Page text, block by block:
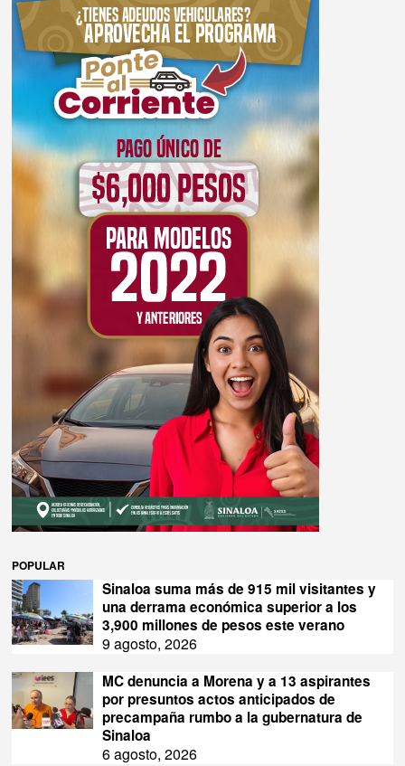
POPULAR
Sinaloa suma más de 915 mil visitantes y
una derrama económica superior a los
3,900 millones de pesos este verano
9 agosto, 2026
MC denuncia a Morena y a 13 aspirantes
por presuntos actos anticipados de
precampaña rumbo a la gubernatura de
Sinaloa
6 agosto, 2026